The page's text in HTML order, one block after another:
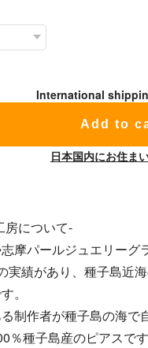
International
Add to
日本国内にお住ま
房について-
摩パールジュエリーグ
実績があり、種子島近
。
制作者が種子島の海で
％種子島産のピアスで